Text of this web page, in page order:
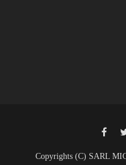
Copyrights (C) SARL